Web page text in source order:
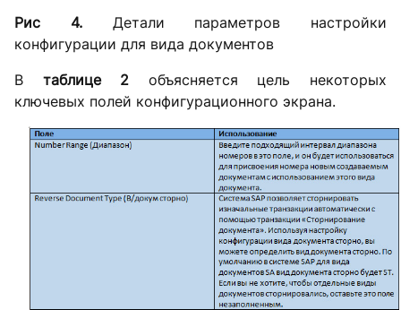
Рис 4.Детали параметров настройки
конфигурации для вида документов
В таблице 2 объясняется цель некоторых
ключевых полей конфигурационного экрана.